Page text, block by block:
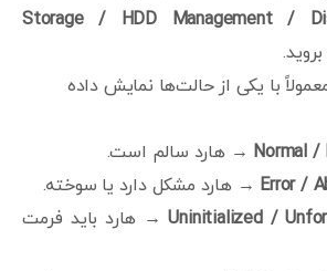
Storage / HDD Management /
بروید.
با یکی از حالت‌ها نمایش داده
Normal / → هارد سالم است.
Error / → هارد مشکل دارد یا سوخته.
Uninitialized /→ هارد باید فرمت